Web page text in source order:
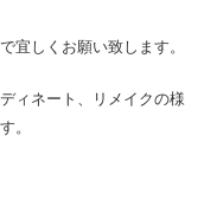
宜しくお願い致します。
ィネート、リメイクの様
。